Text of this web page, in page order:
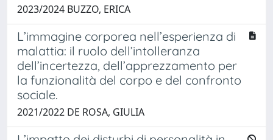
2023/2024 BUZZO, ERICA
L’immagine corporea nell’esperienza di
malattia: il ruolo dell’intolleranza
dell’incertezza, dell’apprezzamento per
la funzionalità del corpo e del confronto
sociale.
2021/2022 DE ROSA, GIULIA